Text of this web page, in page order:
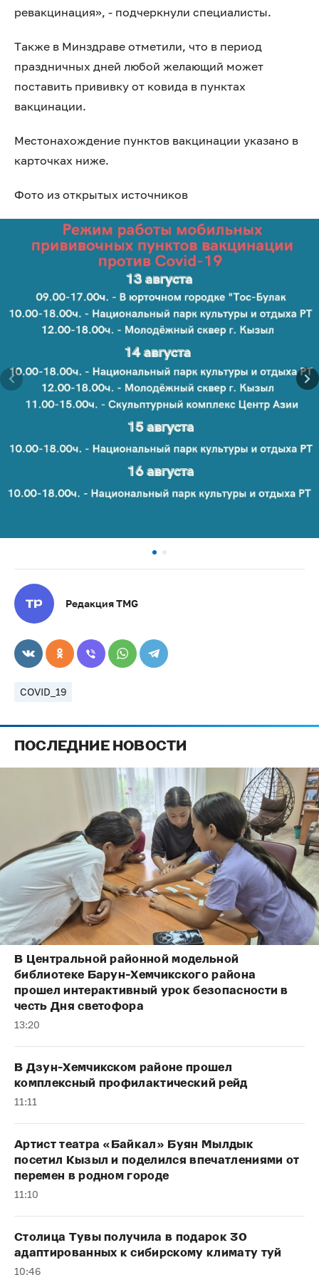
ревакцинация», - подчеркнули специалисты.
Также в Минздраве отметили, что в период
праздничных дней любой желающий может
поставить прививку от ковида в пунктах
вакцинации.
Местонахождение пунктов вакцинации указано в
карточках ниже.
Фото из открытых источников
Редакция TMG
COVID_19
ПОСЛЕДНИЕ НОВОСТИ
В Центральной районной модельной
библиотеке Барун-Хемчикского района
прошел интерактивный урок безопасности в
честь Дня светофора
13:20
В Дзун-Хемчикском районе прошел
комплексный профилактический рейд
11:11
Артист театра «Байкал» Буян Мылдык
посетил Кызыл и поделился впечатлениями от
перемен в родном городе
11:10
Столица Тувы получила в подарок 30
адаптированных к сибирскому климату туй
10:46